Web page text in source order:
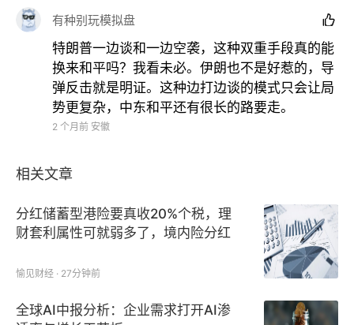
忘恩负义。
他声称若无自己斡旋，内塔尼亚胡早已因腐败案身陷牢
狱，还警告持续轰炸贝鲁特会让以色列陷入全球孤立。
不过在最新受访时，特朗普又刻意缓和语气，称二人仍
常愉快。我非常喜欢内塔尼亚胡，我和他合作得很好。”
“但他持续在黎巴嫩作战，这让我有点恼火。”
《华尔街日报》此前分析指出，美以发起对伊朗军事行
突。
有种别玩模拟盘 
特朗普一边谈和一边空袭，这种双重手段真的能
换来和平吗？我看未必。伊朗也不是好惹的，导
弹反击就是明证。这种边打边谈的模式只会让局
势更复杂，中东和平还有很长的路要走。
2 个月前 安徽
相关文章
分红储蓄型港险要真收20%个税，理
财套利属性可就弱多了，境内险分红
愉见财经 · 27分钟前
全球AI中报分析：企业需求打开AI渗